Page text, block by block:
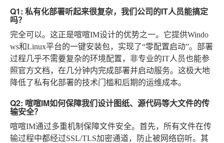
Q1: 私有化部署听起来很复杂，我们公司的IT人员能搞定
吗？
完全可以。这正是喧喧IM设计的优势之一。它提供Windo
ws和Linux平台的一键安装包，实现了“零配置启动”。部署
过程几乎不需要复杂的环境配置，非专业的IT人员也能参
照官方文档，在几分钟内完成部署并启动服务。这极大地
降低了私有化部署的技术门槛和后期的运维成本。
Q2: 喧喧IM如何保障我们设计图纸、源代码等大文件的传
输安全？
喧喧IM通过多重机制保障文件安全。首先，所有文件在传
输过程中都经过SSL/TLS加密通道，防止被网络窃听。其